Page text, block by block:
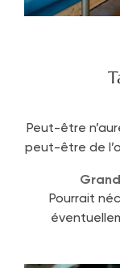
Peut-être
peut-être de
Pourrait